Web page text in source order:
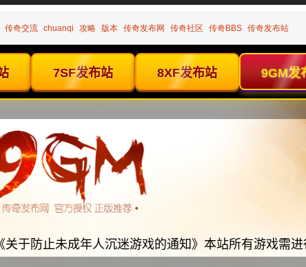
传奇交流 chuanqi 攻略 版本 传奇发布网 传奇社区 传奇BBS 传奇发布站